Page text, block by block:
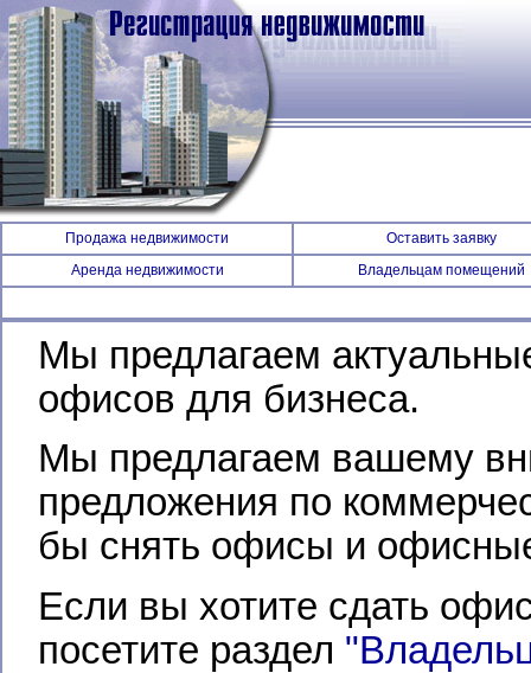
Продажа недвижимости
Оставить заявку
Аренда недвижимости
Владельцам помещений
Мы предлагаем
офисов для бизнеса.
Мы предлагаем вашему
предложения по
бы снять офисы и
Если вы хотите сдать
посетите раздел